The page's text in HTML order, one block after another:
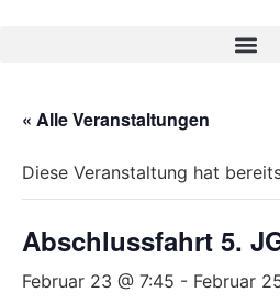
« Alle Veranstaltungen
Diese Veranstaltung hat
Abschlussfahrt 5.
Februar 23 @ 7:45 - Februar